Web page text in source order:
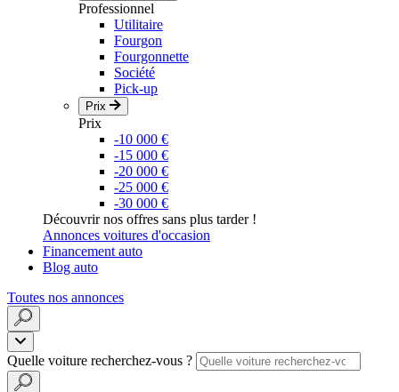
Professionnel
Utilitaire
Fourgon
Fourgonnette
Société
Pick-up
Prix
Prix
-10 000 €
-15 000 €
-20 000 €
-25 000 €
-30 000 €
Découvrir nos offres sans plus tarder !
Annonces voitures d'occasion
Financement auto
Blog auto
Toutes nos annonces
Quelle voiture recherchez-vous ?